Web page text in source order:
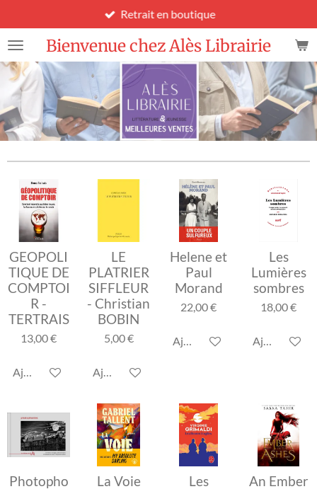
au
contenu
principal
Bienvenue chez Alès Librairie
Retrait en boutique
GEOPOLI
TIQUE DE
COMPTOI
R -
TERTRAIS
13,00 €
Ajouter au panier
LE
PLATRIER
SIFFLEUR
- Christian
BOBIN
5,00 €
Ajouter au panier
Helene et
Paul
Morand
22,00 €
Ajouter au panier
Les
Lumières
sombres
18,00 €
Ajouter au
Photopho
La Voie
Les
An Ember